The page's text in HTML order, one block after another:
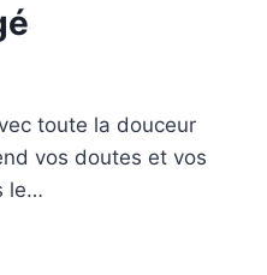
toute la douceur
vos doutes et vos
le…